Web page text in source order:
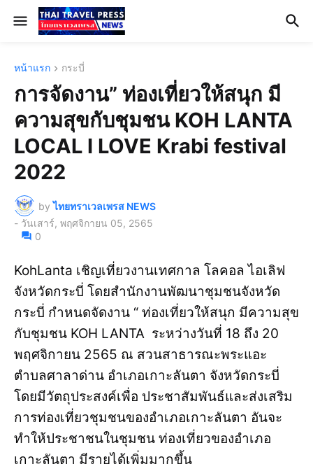
หน้าแรก กระบี่
การจัดงาน” ท่องเที่ยวให้สนุก มี
ความสุขกับชุมชน KOH LANTA
LOCAL I LOVE Krabi festival
2022
by ไทยทราเวลเพรส NEWS
- วันเสาร์, พฤศจิกายน 05, 2565
0
KohLanta เชิญเที่ยวงานเทศกาล โลคอล ไอเลิฟ
จังหวัดกระบี่ โดยสำนักงานพัฒนาชุมชนจังหวัด
กระบี่ กำหนดจัดงาน “ ท่องเที่ยวให้สนุก มีความสุข
กับชุมชน KOH LANTA ระหว่างวันที่ 18 ถึง 20
พฤศจิกายน 2565 ณ สวนสาธารณะพระแอะ
ตำบลศาลาด่าน อำเภอเกาะลันตา จังหวัดกระบี่
โดยมีวัตถุประสงค์เพื่อ ประชาสัมพันธ์และส่งเสริม
การท่องเที่ยวชุมชนของอำเภอเกาะลันตา อันจะ
ทำให้ประชาชนในชุมชน ท่องเที่ยวของอำเภอ
เกาะลันตา มีรายได้เพิ่มมากขึ้น